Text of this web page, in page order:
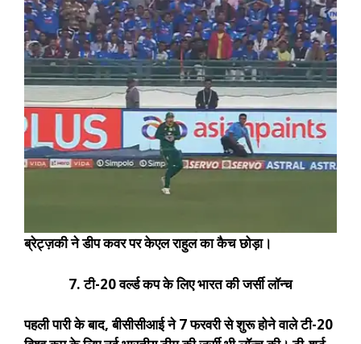
ब्रेट्ज़की ने डीप कवर पर केएल राहुल का कैच छोड़ा।
7. टी-20 वर्ल्ड कप के लिए भारत की जर्सी लॉन्च
पहली पारी के बाद, बीसीसीआई ने 7 फरवरी से शुरू होने वाले टी-20